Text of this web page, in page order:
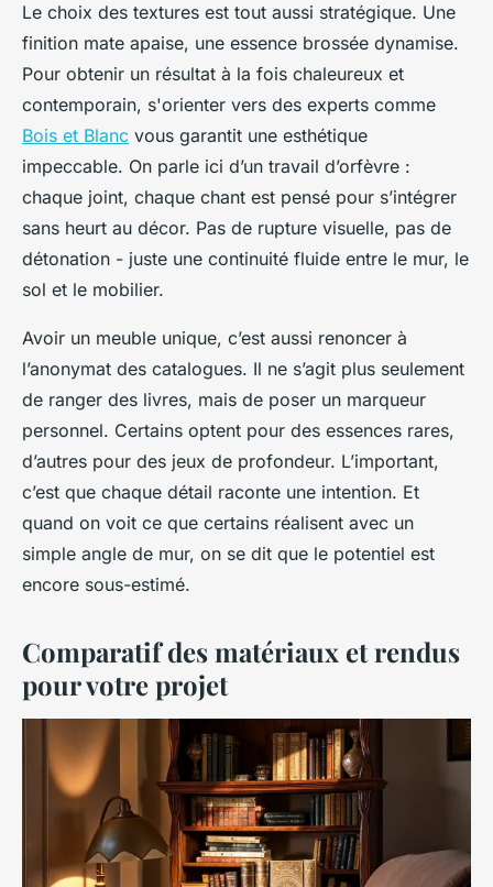
Le choix des textures est tout aussi stratégique. Une
finition mate apaise, une essence brossée dynamise.
Pour obtenir un résultat à la fois chaleureux et
contemporain, s'orienter vers des experts comme
Bois et Blanc vous garantit une esthétique
impeccable. On parle ici d’un travail d’orfèvre :
chaque joint, chaque chant est pensé pour s’intégrer
sans heurt au décor. Pas de rupture visuelle, pas de
détonation - juste une continuité fluide entre le mur, le
sol et le mobilier.
Avoir un meuble unique, c’est aussi renoncer à
l’anonymat des catalogues. Il ne s’agit plus seulement
de ranger des livres, mais de poser un marqueur
personnel. Certains optent pour des essences rares,
d’autres pour des jeux de profondeur. L’important,
c’est que chaque détail raconte une intention. Et
quand on voit ce que certains réalisent avec un
simple angle de mur, on se dit que le potentiel est
encore sous-estimé.
Comparatif des matériaux et rendus
pour votre projet